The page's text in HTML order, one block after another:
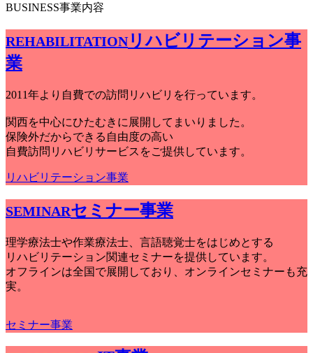
BUSINESS事業内容
REHABILITATIONリハビリテーション事
業
2011年より自費での訪問リハビリを行っています。
関西を中心にひたむきに展開してまいりました。
保険外だからできる自由度の高い
自費訪問リハビリサービスをご提供しています。
リハビリテーション事業
SEMINARセミナー事業
理学療法士や作業療法士、言語聴覚士をはじめとする
リハビリテーション関連セミナーを提供しています。
オフラインは全国で展開しており、オンラインセミナーも充
実。
セミナー事業